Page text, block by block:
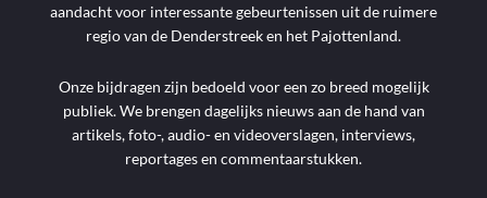
aandacht voor interessante gebeurtenissen uit de ruimere
regio van de Denderstreek en het Pajottenland.
Onze bijdragen zijn bedoeld voor een zo breed mogelijk
publiek. We brengen dagelijks nieuws aan de hand van
artikels, foto-, audio- en videoverslagen, interviews,
reportages en commentaarstukken.